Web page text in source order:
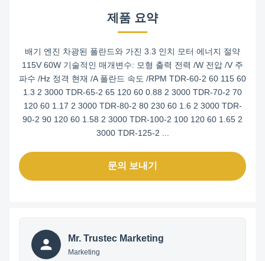
제품 요약
배기 엔진 차광된 폴란드와 가진 3.3 인치 모터 에너지 절약
115V 60W 기술적인 매개변수: 모형 출력 전력 /W 전압 /V 주
파수 /Hz 정격 현재 /A 폴란드 속도 /RPM TDR-60-2 60 115 60
1.3 2 3000 TDR-65-2 65 120 60 0.88 2 3000 TDR-70-2 70
120 60 1.17 2 3000 TDR-80-2 80 230 60 1.6 2 3000 TDR-
90-2 90 120 60 1.58 2 3000 TDR-100-2 100 120 60 1.65 2
3000 TDR-125-2 ...
문의 보내기
Mr. Trustec Marketing
Marketing